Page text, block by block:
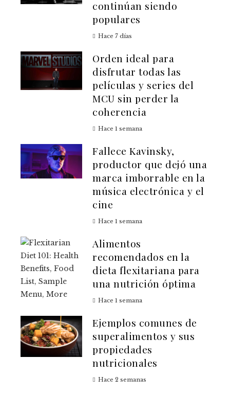
continúan siendo
populares
Hace 7 días
Orden ideal para
disfrutar todas las
películas y series del
MCU sin perder la
coherencia
Hace 1 semana
Fallece Kavinsky,
productor que dejó una
marca imborrable en la
música electrónica y el
cine
Hace 1 semana
Alimentos
recomendados en la
dieta flexitariana para
una nutrición óptima
Hace 1 semana
Ejemplos comunes de
superalimentos y sus
propiedades
nutricionales
Hace 2 semanas